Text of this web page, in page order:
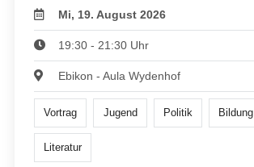
Mi, 19. August 2026
19:30 - 21:30 Uhr
Ebikon - Aula Wydenhof
Vortrag Jugend Politik Bildung
Literatur